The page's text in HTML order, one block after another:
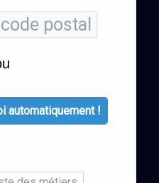
automatiquement !